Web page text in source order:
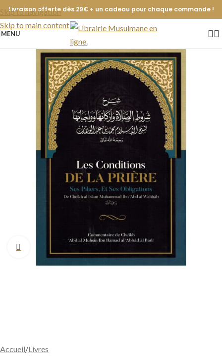
Skip to navigation
Skip to main content
Livraison offerte dès 29€ + un cadeau pour chaque commande !
MENU
Accueil/Livres